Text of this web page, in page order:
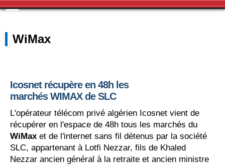
WiMax
Icosnet récupère en 48h les
marchés WIMAX de SLC
L'opérateur télécom privé algérien Icosnet vient de
récupérer en l'espace de 48h tous les marchés du
WiMax et de l'internet sans fil détenus par la société
SLC, appartenant à Lotfi Nezzar, fils de Khaled
Nezzar ancien général à la retraite et ancien ministre